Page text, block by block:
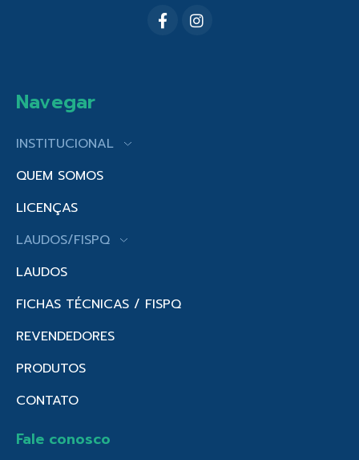
Navegar
INSTITUCIONAL
QUEM SOMOS
LICENÇAS
LAUDOS/FISPQ
LAUDOS
FICHAS TÉCNICAS / FISPQ
REVENDEDORES
PRODUTOS
CONTATO
Fale conosco